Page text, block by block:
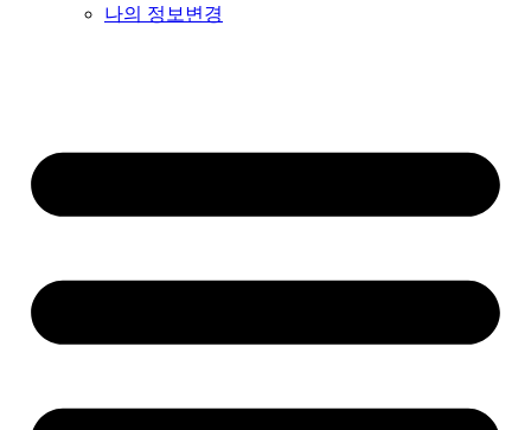
나의 정보변경